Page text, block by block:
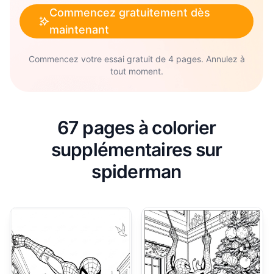
Commencez gratuitement dès
maintenant
Commencez votre essai gratuit de 4 pages. Annulez à
tout moment.
67 pages à colorier
supplémentaires sur
spiderman